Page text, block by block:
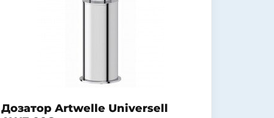
Дозатор Artwelle Universell